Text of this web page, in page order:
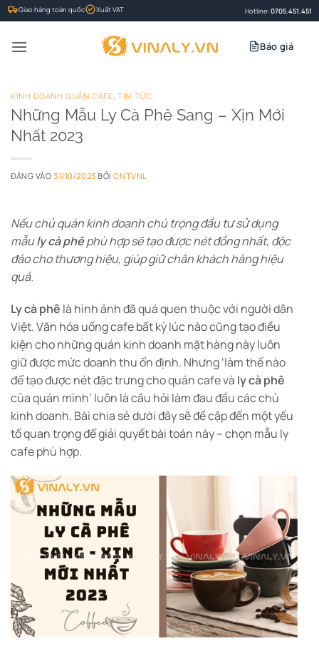
Bỏ
qua
nội
Giao hàng toàn quốc Xuất VAT Hotline: 0705.451.451
Báo giá
KINH DOANH QUÁN CAFE,TIN TỨC
Những Mẫu Ly Cà Phê Sang – Xịn Mới
Nhất 2023
ĐĂNG VÀO31/10/2023 BỞICNTVNL
Nếu chủ quán kinh doanh chú trọng đầu tư sử dụng
mẫuly cà phêphù hợp sẽ tạo được nét đồng nhất, độc
đáo cho thương hiệu, giúp giữ chân khách hàng hiệu
quả.
Ly cà phê là hình ảnh đã quá quen thuộc với người dân
Việt. Văn hóa uống cafe bất kỳ lúc nào cũng tạo điều
kiện cho những quán kinh doanh mặt hàng này luôn
giữ được mức doanh thu ổn định. Nhưng ‘làm thế nào
để tạo được nét đặc trưng cho quán cafe và ly cà phê
của quán mình’ luôn là câu hỏi làm đau đầu các chủ
kinh doanh. Bài chia sẻ dưới đây sẽ đề cập đến một yếu
tố quan trọng để giải quyết bài toán này – chọn mẫu ly
cafe phù hợp.